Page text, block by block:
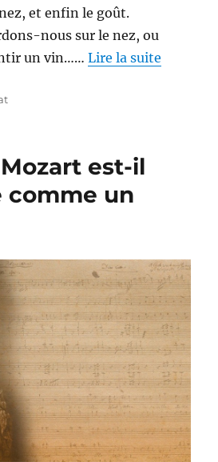
et enfin le goût.
nous sur le nez, ou
un vin……Lire la suite
est-il
comme un